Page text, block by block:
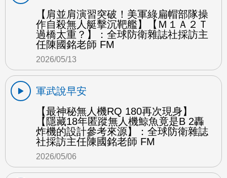
【肩並肩演習突破！美軍綠扁帽部隊操
作自殺無人艇擊沉靶艦】【Ｍ１Ａ２Ｔ
過橋太重？】：全球防衛雜誌社採訪主
任陳國銘老師 FM
2026/05/13
軍武說早安
【最神秘無人機RQ 180再次現身】
【隱藏18年匿蹤無人機鯨魚竟是B 2轟
炸機的設計參考來源】：全球防衛雜誌
社採訪主任陳國銘老師 FM
2026/05/06